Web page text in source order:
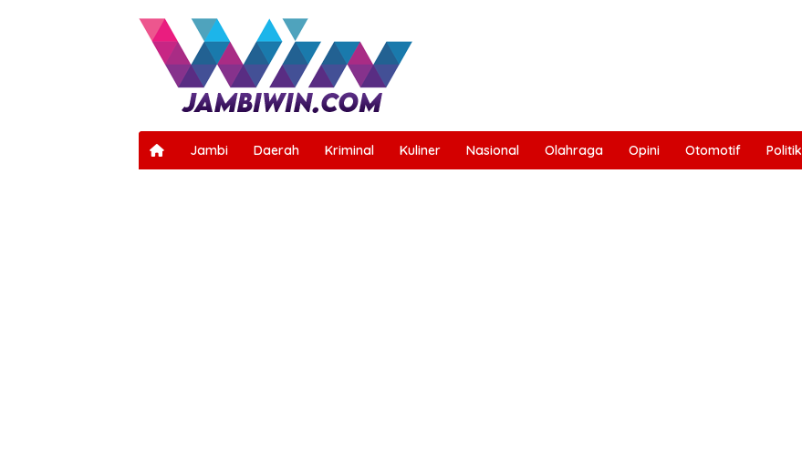
Jambi Daerah Kriminal Kuliner Nasional Olahraga Opini Otomotif Politik